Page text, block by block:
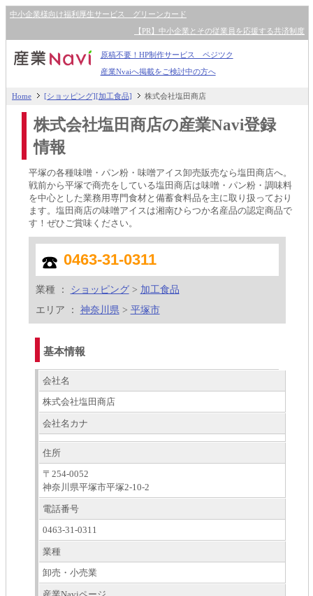
中小企業様向け福利厚生サービス グリーンカード
【PR】中小企業とその従業員を応援する共済制度
原稿不要！HP制作サービス ペジツク
産業Nvaiへ掲載をご検討中の方へ
Home [ショッピング][加工食品] 株式会社塩田商店
株式会社塩田商店の産業Navi登録
情報
平塚の各種味噌・パン粉・味噌アイス卸売販売なら塩田商店へ。
戦前から平塚で商売をしている塩田商店は味噌・パン粉・調味料
を中心とした業務用専門食材と備蓄食料品を主に取り扱っており
ます。塩田商店の味噌アイスは湘南ひらつか名産品の認定商品で
す！ぜひご賞味ください。
0463-31-0311
業種 ： ショッピング> 加工食品
エリア ： 神奈川県 > 平塚市
基本情報
会社名
株式会社塩田商店
会社名カナ
住所
〒254-0052
神奈川県平塚市平塚2-10-2
電話番号
0463-31-0311
業種
卸売・小売業